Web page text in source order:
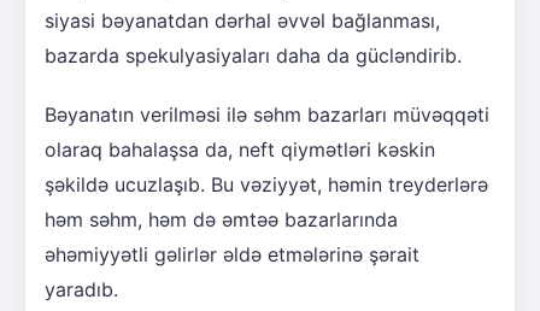
siyasi bəyanatdan dərhal əvvəl bağlanması,
bazarda spekulyasiyaları daha da gücləndirib.
Bəyanatın verilməsi ilə səhm bazarları müvəqqəti
olaraq bahalaşsa da, neft qiymətləri kəskin
şəkildə ucuzlaşıb. Bu vəziyyət, həmin treyderlərə
həm səhm, həm də əmtəə bazarlarında
əhəmiyyətli gəlirlər əldə etmələrinə şərait
yaradıb.